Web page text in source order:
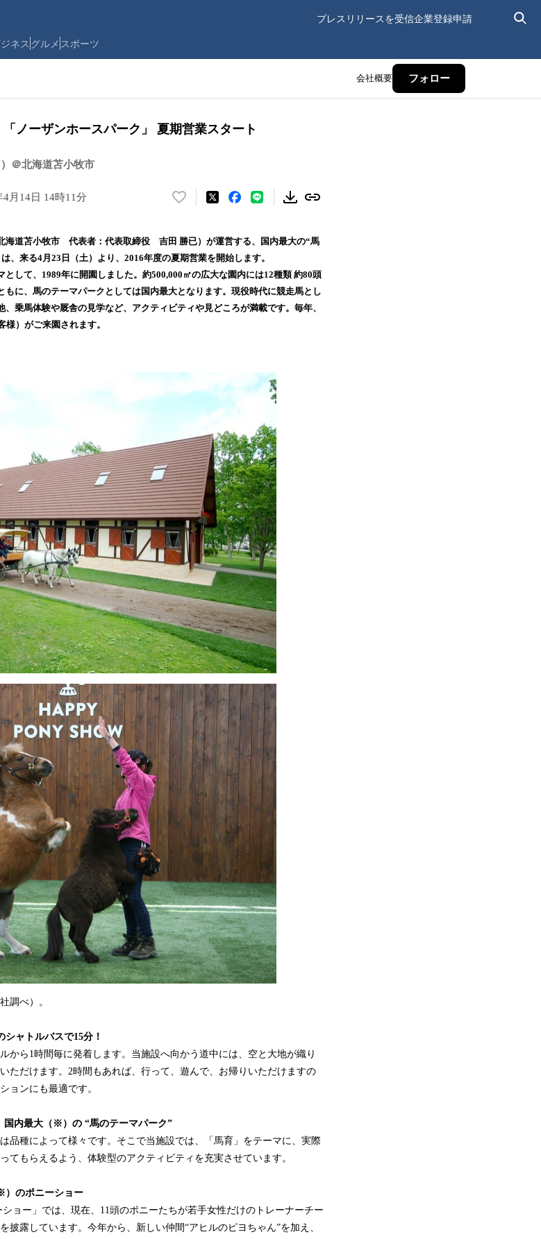
プレスリリースを受信企業登録申請
ネス グルメ スポーツ
会社概要 フォロー
ノーザンホースパーク」 夏期営業スタート
＠北海道苫小牧市
4月14日 14時11分
い
！
数
を
読
み
す
海道苫小牧市 代表者：代表取締役 吉田 勝已）が運営する、国内最大の“馬
、来る4月23日（土）より、2016年度の夏期営業を開始します。
して、1989年に開園しました。約500,000㎡の広大な園内には12種類 約80頭
に、馬のテーマパークとしては国内最大となります。現役時代に競走馬とし
乗馬体験や厩舎の見学など、アクティビティや見どころが満載です。毎年、
）がご来園されます。
調べ）。
ャトルバスで15分！
から1時間毎に発着します。当施設へ向かう道中には、空と大地が織り
ただけます。2時間もあれば、行って、遊んで、お帰りいただけますの
ョンにも最適です。
国内最大（※）の “馬のテーマパーク”
品種によって様々です。そこで当施設では、「馬育」をテーマに、実際
てもらえるよう、体験型のアクティビティを充実させています。
）のポニーショー
ョー」では、現在、11頭のポニーたちが若手女性だけのトレーナーチー
披露しています。今年から、新しい仲間“アヒルのピヨちゃん”を加え、